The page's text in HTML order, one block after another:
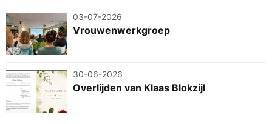
03-07-2026
Vrouwenwerkgroep
30-06-2026
Overlijden van Klaas Blokzijl